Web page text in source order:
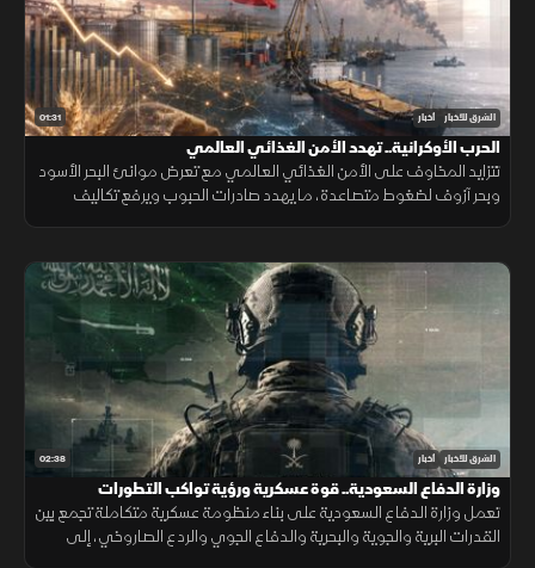
01:31 الشرق للأخبار أخبار
الحرب الأوكرانية.. تهدد الأمن الغذائي العالمي
تتزايد المخاوف على الأمن الغذائي العالمي مع تعرض موانئ البحر الأسود
وبحر آزوف لضغوط متصاعدة، ما يهدد صادرات الحبوب ويرفع تكاليف
02:38 الشرق للأخبار أخبار
وزارة الدفاع السعودية.. قوة عسكرية ورؤية تواكب التطورات
تعمل وزارة الدفاع السعودية على بناء منظومة عسكرية متكاملة تجمع بين
القدرات البرية والجوية والبحرية والدفاع الجوي والردع الصاروخي، إلى